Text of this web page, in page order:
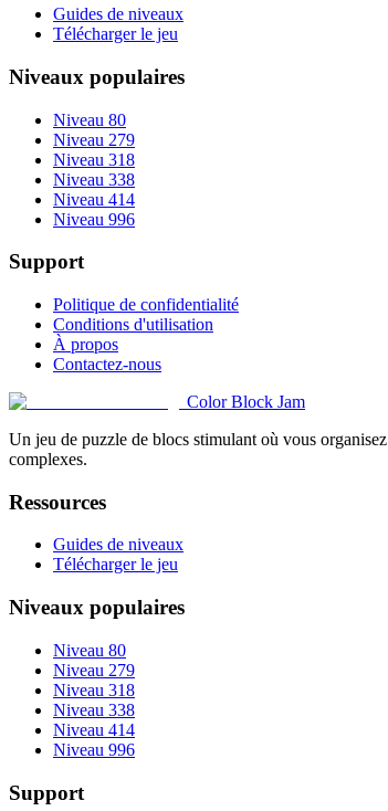
Guides de niveaux
Télécharger le jeu
Niveaux populaires
Niveau 80
Niveau 279
Niveau 318
Niveau 338
Niveau 414
Niveau 996
Support
Politique de confidentialité
Conditions d'utilisation
À propos
Contactez-nous
Color Block Jam
Un jeu de puzzle de blocs stimulant où vous
complexes.
Ressources
Guides de niveaux
Télécharger le jeu
Niveaux populaires
Niveau 80
Niveau 279
Niveau 318
Niveau 338
Niveau 414
Niveau 996
Support